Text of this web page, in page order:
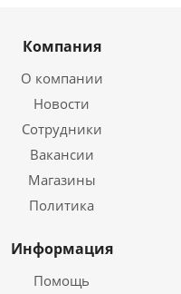
Компания
О компании
Новости
Сотрудники
Вакансии
Магазины
Политика
Информация
Помощь